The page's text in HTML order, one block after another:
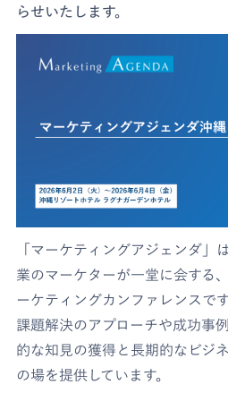
らせいたします。
「マーケティングアジェンダ」
業のマーケターが一堂に会する
ーケティングカンファレンスで
課題解決のアプローチや成功事
的な知見の獲得と長期的なビジ
の場を提供しています。